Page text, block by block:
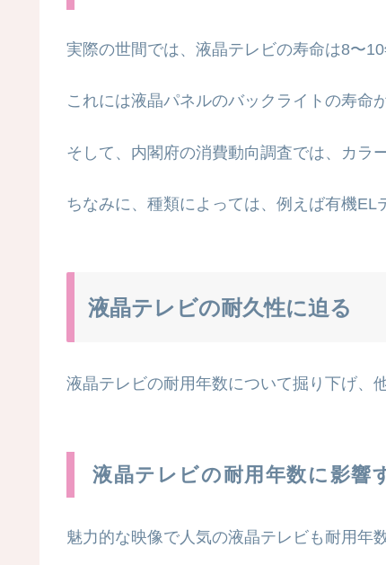
実際の世間では、液晶テレビの寿命は8〜10
これには液晶パネルのバックライトの寿命
そして、内閣府の消費動向調査では、カラ
ちなみに、種類によっては、例えば有機EL
液晶テレビの耐久性に迫る
液晶テレビの耐用年数について掘り下げ、
液晶テレビの耐用年数に影響
魅力的な映像で人気の液晶テレビも耐用年